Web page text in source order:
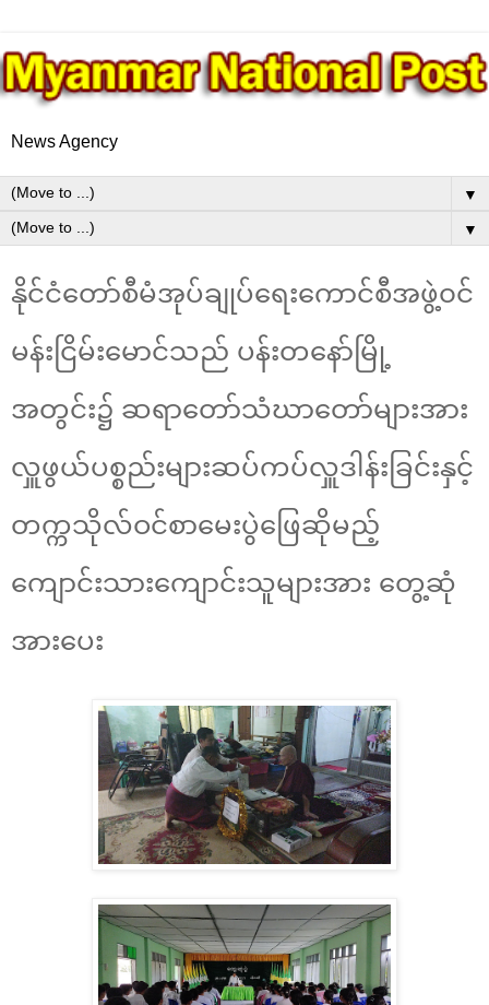
News Agency
▼
▼
နိုင်ငံတော်စီမံအုပ်ချုပ်ရေးကောင်စီအဖွဲ့၀င်
မန်းငြိမ်းမောင်သည် ပန်းတနော်မြို့
အတွင်း၌ ဆရာတော်သံဃာတော်များအား
လှူဖွယ်ပစ္စည်းများဆပ်ကပ်လှူဒါန်းခြင်းနှင့်
တက္ကသိုလ်ဝင်စာမေးပွဲဖြေဆိုမည့်
ကျောင်းသားကျောင်းသူများအား တွေ့ဆုံ
အားပေး